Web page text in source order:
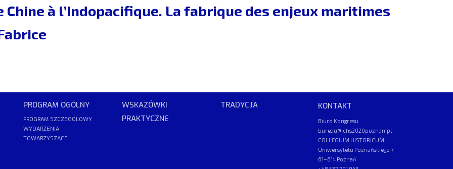
Chine à l’Indopacifique. La fabrique des enjeux maritimes
PROGRAM OGÓLNY
PROGRAM SZCZEGÓŁOWY
WYDARZENIA
TOWARZYSZĄCE
WSKAZÓWKI
PRAKTYCZNE
TRADYCJA KONTAKT
Biuro Kongresu
bureau@ichs2020poznan.pl
COLLEGIUM HISTORICUM
Uniwersytetu Poznańskiego 7
61–614 Poznań